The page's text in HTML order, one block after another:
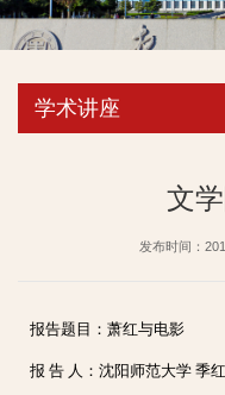
学术讲座
文
发布时间：
报告题目：萧红与电影
报 告 人：沈阳师范大学 季